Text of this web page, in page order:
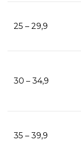
25 – 29,9
30 – 34,9
35 – 39,9